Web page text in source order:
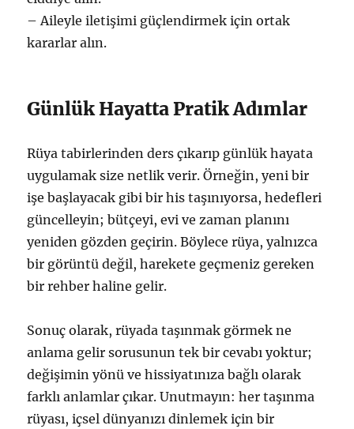
– Aileyle iletişimi güçlendirmek için ortak
kararlar alın.
Günlük Hayatta Pratik Adımlar
Rüya tabirlerinden ders çıkarıp günlük hayata
uygulamak size netlik verir. Örneğin, yeni bir
işe başlayacak gibi bir his taşınıyorsa, hedefleri
güncelleyin; bütçeyi, evi ve zaman planını
yeniden gözden geçirin. Böylece rüya, yalnızca
bir görüntü değil, harekete geçmeniz gereken
bir rehber haline gelir.
Sonuç olarak, rüyada taşınmak görmek ne
anlama gelir sorusunun tek bir cevabı yoktur;
değişimin yönü ve hissiyatınıza bağlı olarak
farklı anlamlar çıkar. Unutmayın: her taşınma
rüyası, içsel dünyanızı dinlemek için bir